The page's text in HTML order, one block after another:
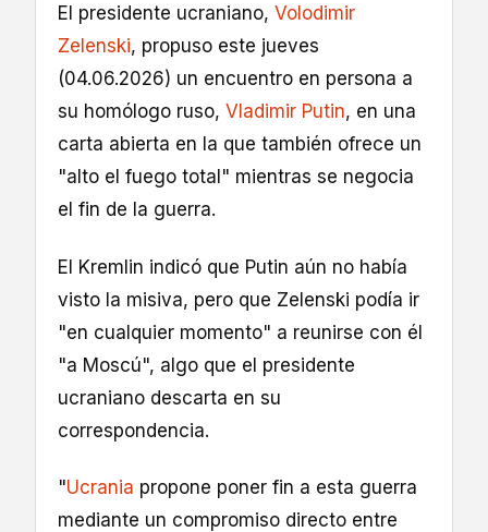
El presidente ucraniano, Volodimir
Zelenski, propuso este jueves
(04.06.2026) un encuentro en persona a
su homólogo ruso, Vladimir Putin, en una
carta abierta en la que también ofrece un
"alto el fuego total" mientras se negocia
el fin de la guerra.
El Kremlin indicó que Putin aún no había
visto la misiva, pero que Zelenski podía ir
"en cualquier momento" a reunirse con él
"a Moscú", algo que el presidente
ucraniano descarta en su
correspondencia.
"Ucrania propone poner fin a esta guerra
mediante un compromiso directo entre